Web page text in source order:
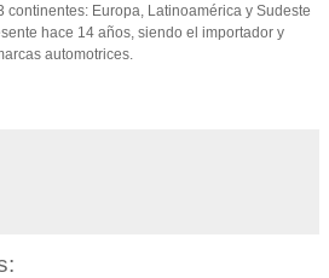
Europa, Latinoamérica y Sudeste
hace 14 años, siendo el importador y
automotrices.